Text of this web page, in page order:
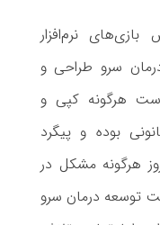
نرم‌افزار
سرو طراحی و
هرگونه کپی و
بوده و پیگرد
هرگونه مشکل در
توسعه درمان سرو